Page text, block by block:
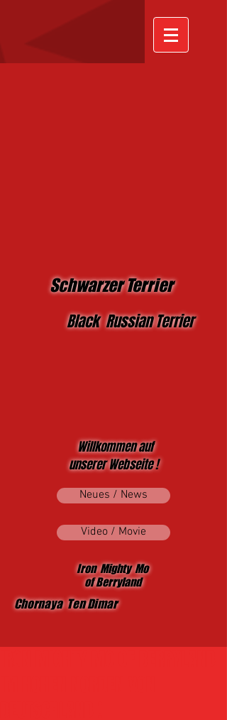
Schwarzer Terrier
Black Russian Terrier
Willkommen auf
unserer Webseite !
Neues / News
Video / Movie
Iron Mighty Mo
of Berryland
Chornaya Ten Dimar